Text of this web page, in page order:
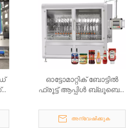
ഓട്ടോമാറ്റിക് ബോട്ടിൽ
ഫ്രൂട്ട് ആപ്പിൾ ബ്ലൂബെറി
അന്വേഷിക്കുക